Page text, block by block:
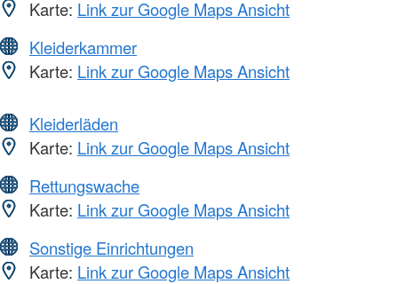
Karte: Link zur Google Maps Ansicht
Kleiderkammer
Karte: Link zur Google Maps Ansicht
Kleiderläden
Karte: Link zur Google Maps Ansicht
Rettungswache
Karte: Link zur Google Maps Ansicht
Sonstige Einrichtungen
Karte: Link zur Google Maps Ansicht